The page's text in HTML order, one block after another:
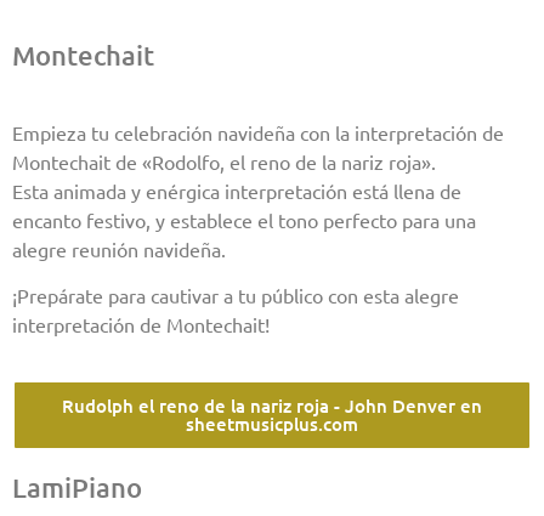
Montechait
Empieza tu celebración navideña con la interpretación de
Montechait de «Rodolfo, el reno de la nariz roja».
Esta animada y enérgica interpretación está llena de
encanto festivo, y establece el tono perfecto para una
alegre reunión navideña.
¡Prepárate para cautivar a tu público con esta alegre
interpretación de Montechait!
Rudolph el reno de la nariz roja - John Denver en
sheetmusicplus.com
LamiPiano